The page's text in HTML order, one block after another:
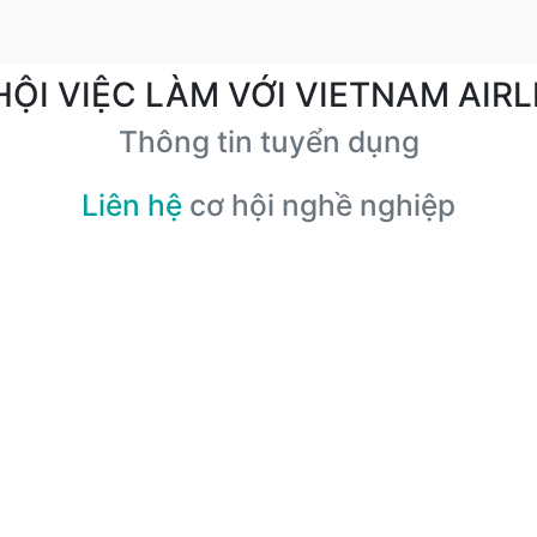
VIỆC LÀM VỚI VIETNAM
Thông tin tuyển dụng
Liên hệ cơ hội nghề nghiệp